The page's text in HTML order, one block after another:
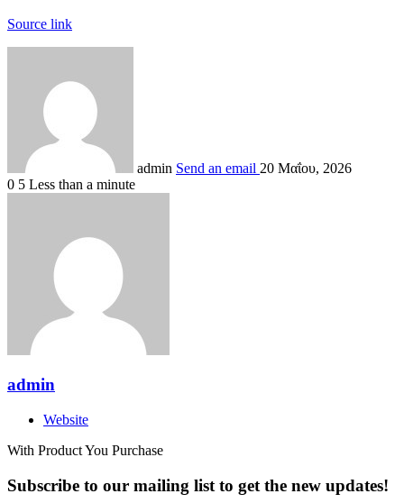
Source link
admin Send an email 20 Μαΐου, 2026
0 5 Less than a minute
admin
Website
With Product You Purchase
Subscribe to our mailing list to get the new updates!